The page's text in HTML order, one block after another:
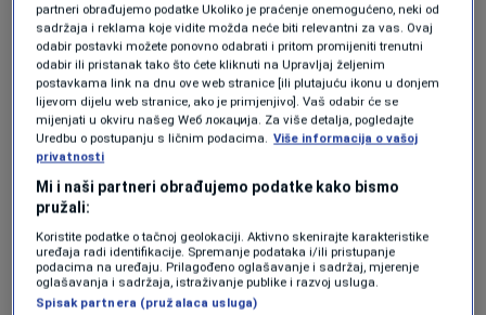
tačaka optužnice za prevaru i urotu.
Između ostalog je optužen za prebacivanje
milijardi dolara novca klijenata iz FTX-a u
sestrinsku tvrtkuAlameda Researchkako
bi finansirao gubitke, političke donacije i
druga ulaganja. Čovjeku čije se bogatstvo
procjenjivalo na preko 26 milijardi dolara
sada prijeti 110 godina u zatvoru.
partneri obrađujemo podatke Ukoliko je praćenje onemogućeno, neki od
sadržaja i reklama koje vidite možda neće biti relevantni za vas. Ovaj
odabir postavki možete ponovno odabrati i pritom promijeniti trenutni
odabir ili pristanak tako što ćete kliknuti na Upravljaj željenim
postavkama link na dnu ove web stranice [ili plutajuću ikonu u donjem
lijevom dijelu web stranice, ako je primjenjivo]. Vaš odabir će se
mijenjati u okviru našeg Wеб локација. Za više detalja, pogledajte
Uredbu o postupanju s ličnim podacima. Više informacija o vašoj
privatnosti
Mi i naši partneri obrađujemo podatke kako bismo
pružali:
Koristite podatke o tačnoj geolokaciji. Aktivno skenirajte karakteristike
uređaja radi identifikacije. Spremanje podataka i/ili pristupanje
podacima na uređaju. Prilagođeno oglašavanje i sadržaj, mjerenje
oglašavanja i sadržaja, istraživanje publike i razvoj usluga.
Spisak partnera (pružalaca usluga)